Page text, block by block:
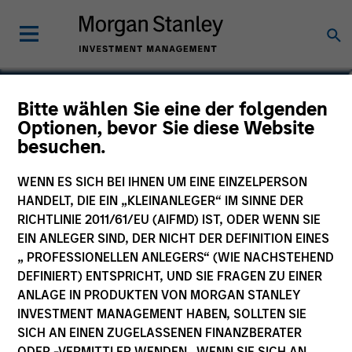
Bitte wählen Sie eine der folgenden
Optionen, bevor Sie diese Website
besuchen.
WENN ES SICH BEI IHNEN UM EINE EINZELPERSON
HANDELT, DIE EIN „KLEINANLEGER“ IM SINNE DER
RICHTLINIE 2011/61/EU (AIFMD) IST, ODER WENN SIE
EIN ANLEGER SIND, DER NICHT DER DEFINITION EINES
„ PROFESSIONELLEN ANLEGERS“ (WIE NACHSTEHEND
DEFINIERT) ENTSPRICHT, UND SIE FRAGEN ZU EINER
ANLAGE IN PRODUKTEN VON MORGAN STANLEY
INVESTMENT MANAGEMENT HABEN, SOLLTEN SIE
SICH AN EINEN ZUGELASSENEN FINANZBERATER
Morgan Stanley
Morgan Stanley Careers